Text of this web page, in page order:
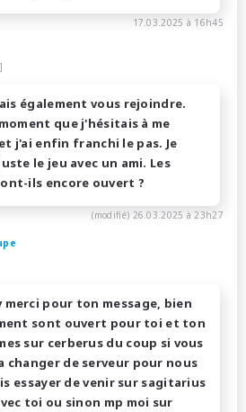
17.03.2025 à 16h45
également vous rejoindre.
que j'hésitais à me
j'ai enfin franchi le pas. Je
le jeu avec un ami. Les
ils encore ouvert ?
(modifié) 26.03.2025 à 23h27
merci pour ton message, bien
sont ouvert pour toi et ton
sur cerberus du coup si vous
changer de serveur pour nous
essayer de venir sur sagitarius
toi ou sinon mp moi sur